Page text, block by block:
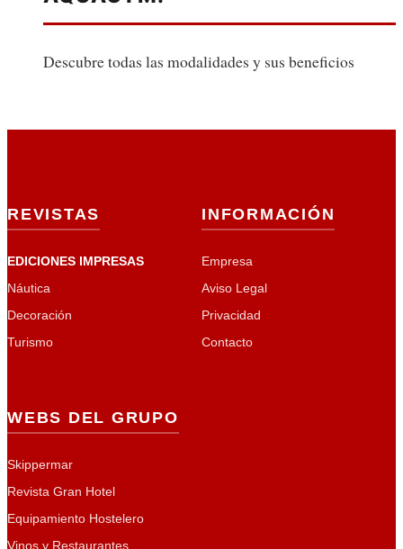
Descubre todas las modalidades y sus beneficios
REVISTAS
EDICIONES IMPRESAS
Náutica
Decoración
Turismo
INFORMACIÓN
Empresa
Aviso Legal
Privacidad
Contacto
WEBS DEL GRUPO
Skippermar
Revista Gran Hotel
Equipamiento Hostelero
Vinos y Restaurantes